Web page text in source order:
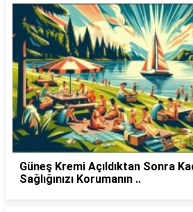
Güneş Kremi Açıldıktan Sonra
Sağlığınızı Korumanın ..